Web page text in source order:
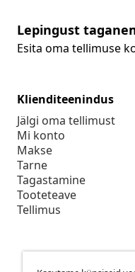
Lepingust
Esita oma tellimuse
Klienditeenindus
Jälgi oma tellimust
Mi konto
Makse
Tarne
Tagastamine
Tooteteave
Tellimus